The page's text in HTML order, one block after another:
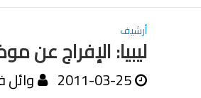
أرشيف
ليبيا: الإفراج عن
2011-03-25